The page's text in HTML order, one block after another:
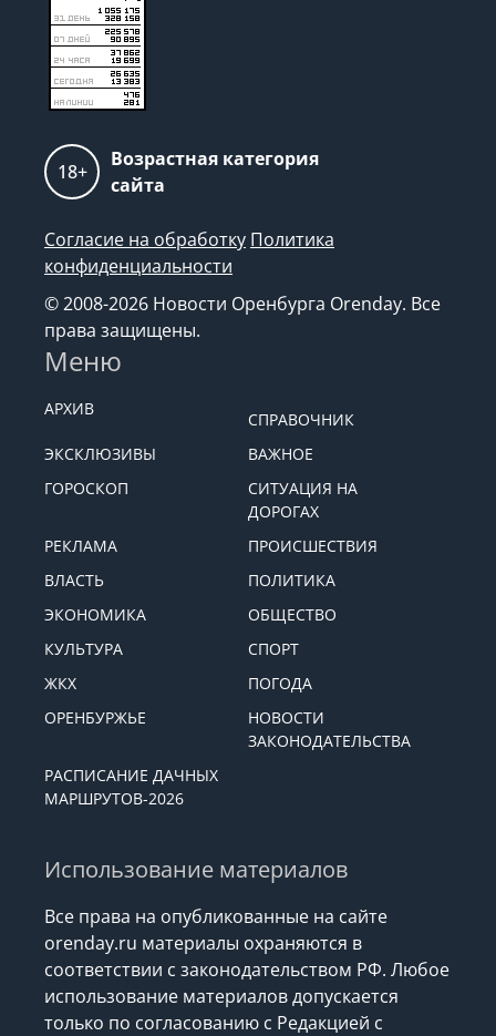
18+
Возрастная категория
сайта
Согласие на обработку Политика
конфиденциальности
© 2008-2026 Новости Оренбурга Orenday. Все
права защищены.
Меню
АРХИВ
СПРАВОЧНИК
ЭКСКЛЮЗИВЫ
ВАЖНОЕ
ГОРОСКОП
СИТУАЦИЯ НА
ДОРОГАХ
РЕКЛАМА
ПРОИСШЕСТВИЯ
ВЛАСТЬ
ПОЛИТИКА
ЭКОНОМИКА
ОБЩЕСТВО
КУЛЬТУРА
СПОРТ
ЖКХ
ПОГОДА
ОРЕНБУРЖЬЕ
НОВОСТИ
ЗАКОНОДАТЕЛЬСТВА
РАСПИСАНИЕ ДАЧНЫХ
МАРШРУТОВ-2026
Использование материалов
Все права на опубликованные на сайте
orenday.ru материалы охраняются в
соответствии с законодательством РФ. Любое
использование материалов допускается
только по согласованию с Редакцией с